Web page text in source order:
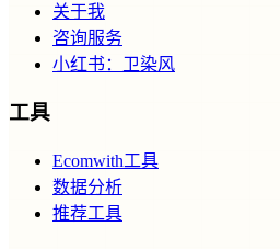
关于我
咨询服务
小红书：卫染风
工具
Ecomwith工具
数据分析
推荐工具